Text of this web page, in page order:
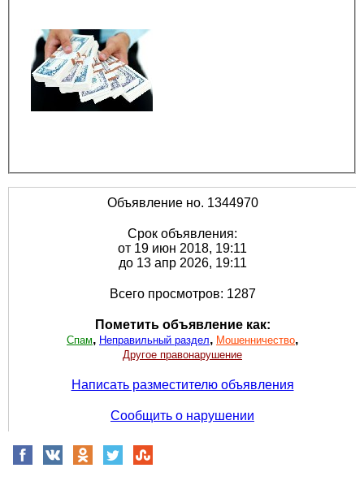
Объявление но. 1344970
Срок объявления:
от 19 июн 2018, 19:11
до 13 апр 2026, 19:11
Всего просмотров: 1287
Пометить объявление как:
Спам, Неправильный раздел, Мошенничество,
Другое правонарушение
Написать разместителю объявления
Сообщить о нарушении